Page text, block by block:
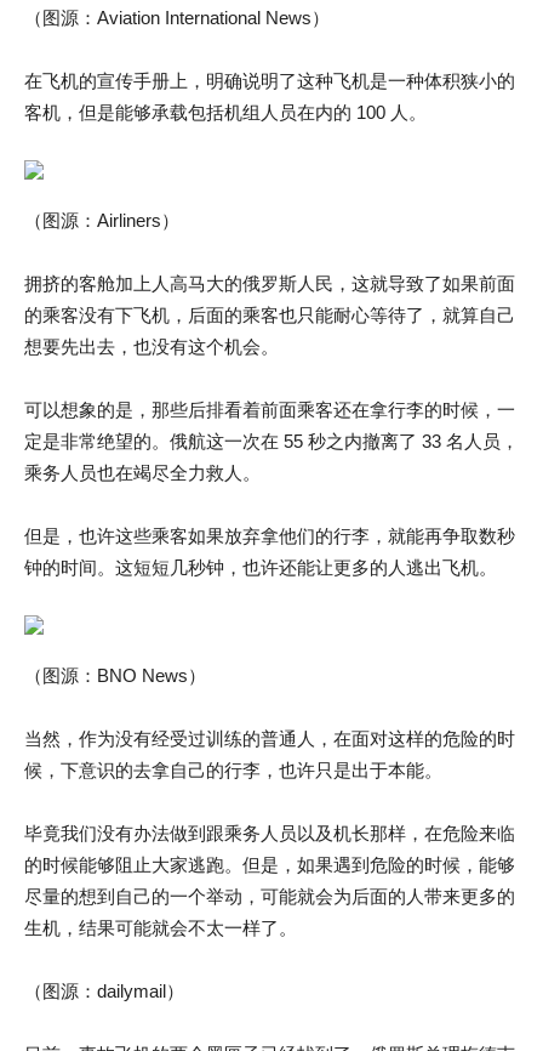
（图源：Aviation International News）
在飞机的宣传手册上，明确说明了这种飞机是一种体积狭小的
客机，但是能够承载包括机组人员在内的 100 人。
（图源：Airliners）
拥挤的客舱加上人高马大的俄罗斯人民，这就导致了如果前面
的乘客没有下飞机，后面的乘客也只能耐心等待了，就算自己
想要先出去，也没有这个机会。
可以想象的是，那些后排看着前面乘客还在拿行李的时候，一
定是非常绝望的。俄航这一次在 55 秒之内撤离了 33 名人员，
乘务人员也在竭尽全力救人。
但是，也许这些乘客如果放弃拿他们的行李，就能再争取数秒
钟的时间。这短短几秒钟，也许还能让更多的人逃出飞机。
（图源：BNO News）
当然，作为没有经受过训练的普通人，在面对这样的危险的时
候，下意识的去拿自己的行李，也许只是出于本能。
毕竟我们没有办法做到跟乘务人员以及机长那样，在危险来临
的时候能够阻止大家逃跑。但是，如果遇到危险的时候，能够
尽量的想到自己的一个举动，可能就会为后面的人带来更多的
生机，结果可能就会不太一样了。
（图源：dailymail）